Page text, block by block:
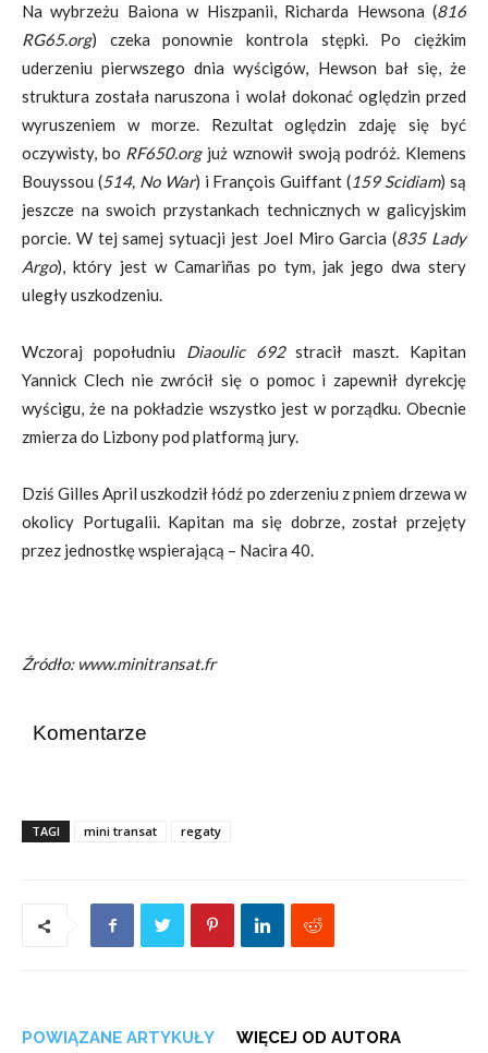
Na wybrzeżu Baiona w Hiszpanii, Richarda Hewsona (816
RG65.org) czeka ponownie kontrola stępki. Po ciężkim
uderzeniu pierwszego dnia wyścigów, Hewson bał się, że
struktura została naruszona i wolał dokonać oględzin przed
wyruszeniem w morze. Rezultat oględzin zdaję się być
oczywisty, bo RF650.orgjuż wznowił swoją podróż. Klemens
Bouyssou (514, No War) i François Guiffant (159 Scidiam) są
jeszcze na swoich przystankach technicznych w galicyjskim
porcie. W tej samej sytuacji jest Joel Miro Garcia (835 Lady
Argo), który jest w Camariñas po tym, jak jego dwa stery
uległy uszkodzeniu.
Wczoraj popołudniu Diaoulic 692stracił maszt. Kapitan
Yannick Clech nie zwrócił się o pomoc i zapewnił dyrekcję
wyścigu, że na pokładzie wszystko jest w porządku. Obecnie
zmierza do Lizbony pod platformą jury.
Dziś Gilles April uszkodził łódź po zderzeniu z pniem drzewa w
okolicy Portugalii. Kapitan ma się dobrze, został przejęty
przez jednostkę wspierającą – Nacira 40.
Źródło: www.minitransat.fr
Komentarze
TAGI mini transat regaty
POWIĄZANE ARTYKUŁY WIĘCEJ OD AUTORA